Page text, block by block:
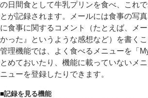
の日間食として牛乳プリンを食べ、これ
とが記録されます。メールには食事の写
に食事に関するコメント（たとえば、メ
かった』というような感想など）を書く
管理機能では、よく食べるメニューを「
とめておいたり、機能に載っていないメ
ニューを登録したりできます。
■記録を見る機能